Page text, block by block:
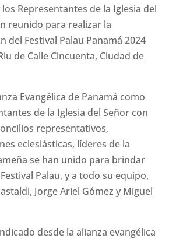
los Representantes de la Iglesia del
reunido para realizar la
del Festival Palau Panamá 2024
de Calle Cincuenta, Ciudad de
Evangélica de Panamá como
de la Iglesia del Señor con
representativos,
eclesiásticas, líderes de la
se han unido para brindar
Palau, y a todo su equipo,
Jorge Ariel Gómez y Miguel
desde la alianza evangélica